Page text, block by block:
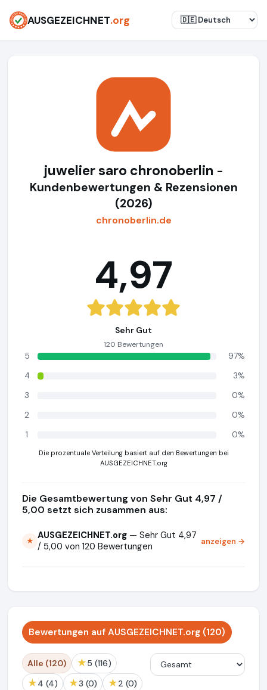
AUSGEZEICHNET.org
juwelier saro chronoberlin -
Kundenbewertungen & Rezensionen
(2026)
chronoberlin.de
4,97
Sehr Gut
120 Bewertungen
5
97%
4
3%
3
0%
2
0%
1
0%
Die prozentuale Verteilung basiert auf den Bewertungen bei
AUSGEZEICHNET.org
Die Gesamtbewertung von Sehr Gut 4,97 /
5,00 setzt sich zusammen aus:
★ AUSGEZEICHNET.org — Sehr Gut 4,97
/ 5,00 von 120 Bewertungen
anzeigen →
Bewertungen auf AUSGEZEICHNET.org (120)
Alle (120) ★ 5 (116)
★ 4 (4) ★ 3 (0) ★ 2 (0)